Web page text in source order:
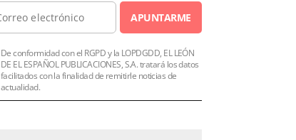
APUNTARME
De conformidad con el RGPD y la LOPDGDD, EL LEÓN
DE EL ESPAÑOL PUBLICACIONES, S.A. tratará los datos
facilitados con la finalidad de remitirle noticias de
actualidad.